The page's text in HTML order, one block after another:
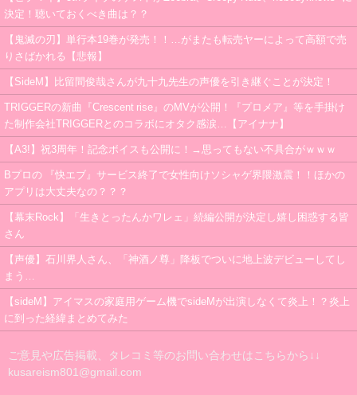
決定！聴いておくべき曲は？？
【鬼滅の刃】単行本19巻が発売！！…がまたも転売ヤーによって高額で売
りさばかれる【悲報】
【SideM】比留間俊哉さんが九十九先生の声優を引き継ぐことが決定！
TRIGGERの新曲『Crescent rise』のMVが公開！『プロメア』等を手掛け
た制作会社TRIGGERとのコラボにオタク感涙…【アイナナ】
【A3!】祝3周年！記念ボイスも公開に！→思ってもない不具合がｗｗｗ
Bプロの 『快エブ』サービス終了で女性向けソシャゲ界隈激震！！ほかの
アプリは大丈夫なの？？？
【幕末Rock】「生きとったんかワレェ」続編公開が決定し嬉し困惑する皆
さん
【声優】石川界人さん、「神酒ノ尊」降板でついに地上波デビューしてし
まう…
【sideM】アイマスの家庭用ゲーム機でsideMが出演しなくて炎上！？炎上
に到った経緯まとめてみた
ご意見や広告掲載、タレコミ等のお問い合わせはこちらから↓↓
kusareism801@gmail.com